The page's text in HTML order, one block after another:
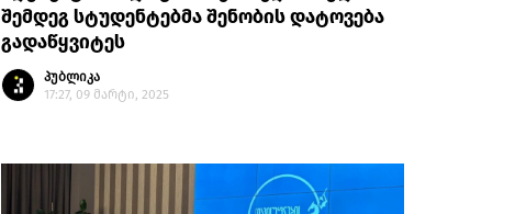
შემდეგ სტუდენტებმა შენობის დატოვება
გადაწყვიტეს
პუბლიკა
17:27, 09 მარტი, 2025